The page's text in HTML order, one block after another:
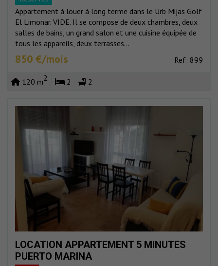
Appartement à louer à long terme dans le Urb Mijas Golf
El Limonar. VIDE. Il se compose de deux chambres, deux
salles de bains, un grand salon et une cuisine équipée de
tous les appareils, deux terrasses...
850 €/mois Ref: 899
120 m2 2 2
LOCATION APPARTEMENT 5 MINUTES
PUERTO MARINA